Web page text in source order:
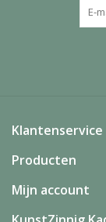
Klantenservice
Producten
Mijn account